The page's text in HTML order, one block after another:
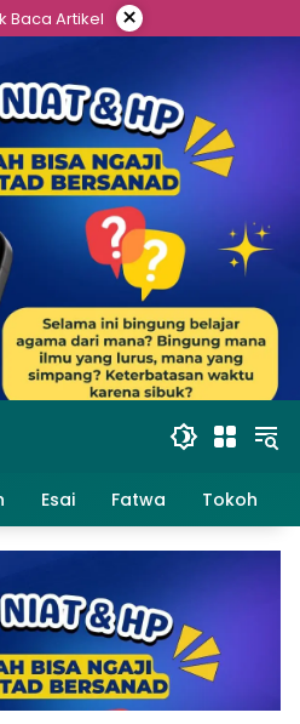
Baca Artikel ×
Esai Fatwa Tokoh